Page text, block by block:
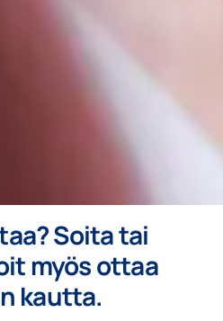
Soita tai
myös ottaa
kautta.